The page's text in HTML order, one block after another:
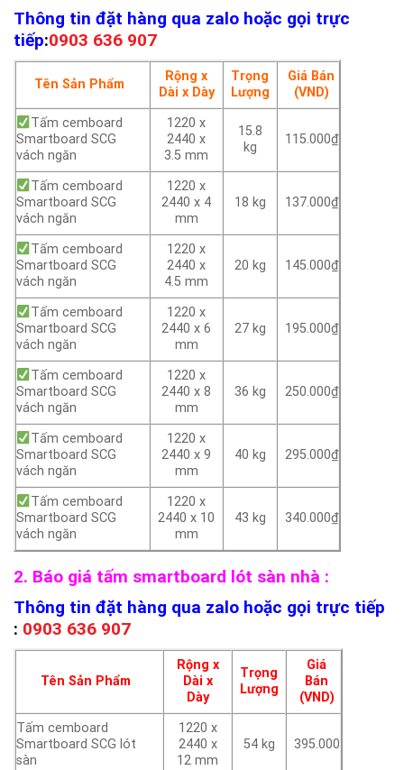
Thông tin đặt hàng qua zalo hoặc gọi trực
tiếp:0903 636 907
Tên Sản Phẩm
Rộng x
Dài x Dày
Trọng
Lượng
Giá Bán
(VND)
Tấm cemboard
Smartboard SCG
vách ngăn
1220 x
2440 x
3.5 mm
15.8
kg
115.000₫
Tấm cemboard
Smartboard SCG
vách ngăn
1220 x
2440 x 4
mm
18 kg 137.000₫
Tấm cemboard
Smartboard SCG
vách ngăn
1220 x
2440 x
4.5 mm
20 kg 145.000₫
Tấm cemboard
Smartboard SCG
vách ngăn
1220 x
2440 x 6
mm
27 kg 195.000₫
Tấm cemboard
Smartboard SCG
vách ngăn
1220 x
2440 x 8
mm
36 kg 250.000₫
Tấm cemboard
Smartboard SCG
vách ngăn
1220 x
2440 x 9
mm
40 kg 295.000₫
Tấm cemboard
Smartboard SCG
vách ngăn
1220 x
2440 x 10
mm
43 kg 340.000₫
2. Báo giá tấm smartboard lót sàn nhà :
Thông tin đặt hàng qua zalo hoặc gọi trực tiếp
: 0903 636 907
Tên Sản Phẩm
Rộng x
Dài x
Dày
Trọng
Lượng
Giá
Bán
(VND)
Tấm cemboard
Smartboard SCG lót
sàn
1220 x
2440 x
12 mm
54 kg 395.000